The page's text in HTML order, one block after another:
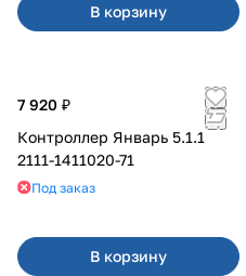
В корзину
7 920 ₽
Контроллер Январь 5.1.1
2111-1411020-71
Под заказ
В корзину